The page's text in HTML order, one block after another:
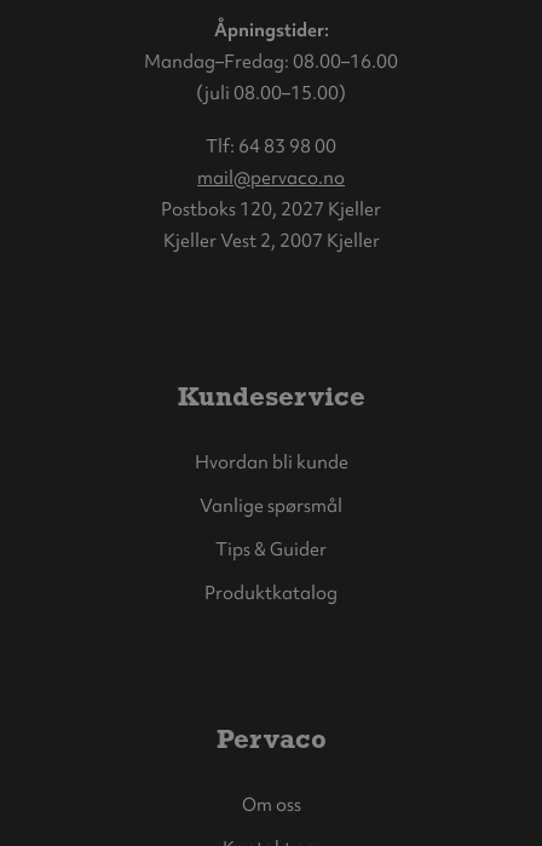
Åpningstider:
Mandag–Fredag: 08.00–16.00
(juli 08.00–15.00)
Tlf: 64 83 98 00
mail@pervaco.no
Postboks 120, 2027 Kjeller
Kjeller Vest 2, 2007 Kjeller
Kundeservice
Hvordan bli kunde
Vanlige spørsmål
Tips & Guider
Produktkatalog
Pervaco
Om oss